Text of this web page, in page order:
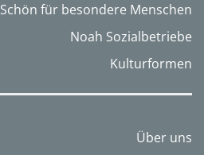
Schön für besondere Menschen
Noah Sozialbetriebe
Kulturformen
Über uns